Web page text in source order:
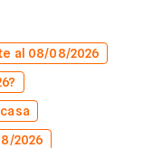
al 08/08/2026
2026